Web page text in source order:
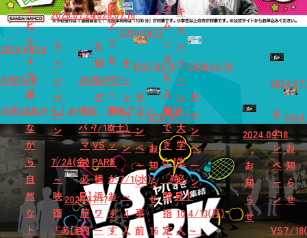
ィ
ビ
テ
ィ
で
遊
び
な
が
ら
自
然
な
ト
2026.07.24
キ
ャ
ン
ペ
ー
ン
7/24(金)
～
映
画
『あ
2026.07.17
【若
2026.07.17
【パ
パ・
マ
マ
必
見】
屋
内
2026.07.16
お
知
ら
せ
7/18(土)
VS
PARK
横
浜
ワ
ー
回
ア
ソ
ビ
ュ
ー
チ
ケ
ッ
ト
が
お
す
す
2026.06.17
キ
ャ
ン
ペ
ー
ン
7/1(水)
～
4
人
2026.06.10
キ
ャ
ン
ペ
ー
ン
事
前
2026.05.11
お
知
ら
せ
16
ス
ム
ー
ズ
に
入
場
で
き
る！
「時
間
指
定
キ
ャ
ン
ペ
ー
ン
大
学
生
必
見！
10
人
2026.04.13
キ
ャ
ン
ペ
ー
ン
4/13(月)
～
2024.09.18
お
知
ら
せ
キ
ャ
ン
ペ
ー
ン
VS
お
知
ら
せ
7/
2024.08.24
お知らせ
20名以上から！お得な「団体プラン」登場！